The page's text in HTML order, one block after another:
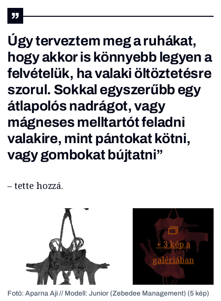
Úgy terveztem meg a ruhákat,
hogy akkor is könnyebb legyen a
felvételük, ha valaki öltöztetésre
szorul. Sokkal egyszerűbb egy
átlapolós nadrágot, vagy
mágneses melltartót feladni
valakire, mint pántokat kötni,
vagy gombokat bújtatni”
– tette hozzá.
+ 3 kép a
galériában
Fotó: Aparna Aji // Modell: Junior (Zebedee Management) (5 kép)